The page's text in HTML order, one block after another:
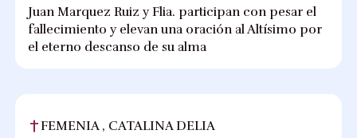
Juan Marquez Ruiz y Flia. participan con pesar el
fallecimiento y elevan una oración al Altísimo por
el eterno descanso de su alma
FEMENIA , CATALINA DELIA